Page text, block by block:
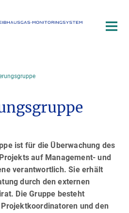
ist für die Überwachung des
auf Management- und
verantwortlich. Sie erhält
durch den externen
Die Gruppe besteht
und den